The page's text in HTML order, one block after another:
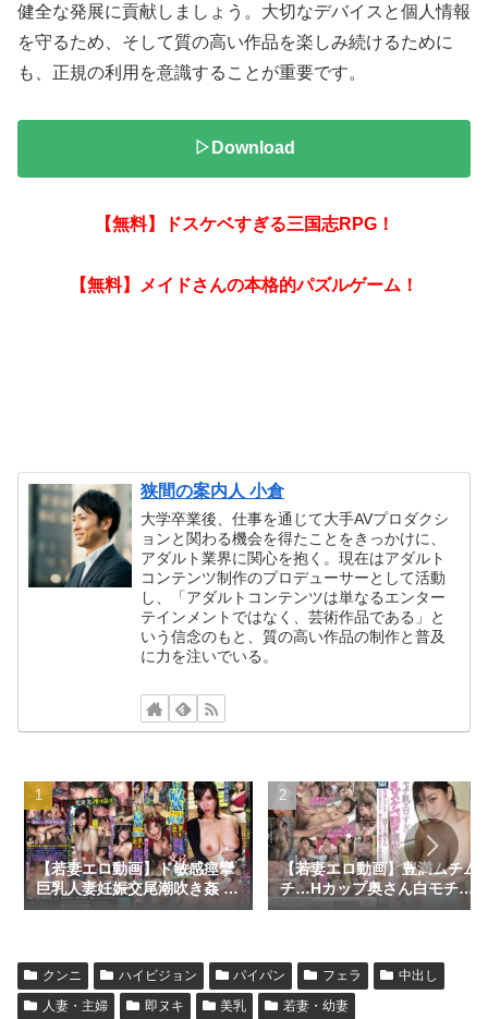
健全な発展に貢献しましょう。大切なデバイスと個人情報
を守るため、そして質の高い作品を楽しみ続けるために
も、正規の利用を意識することが重要です。
▷Download
【無料】ドスケベすぎる三国志RPG！
【無料】メイドさんの本格的パズルゲーム！
狭間の案内人 小倉
大学卒業後、仕事を通じて大手AVプロダクシ
ョンと関わる機会を得たことをきっかけに、
アダルト業界に関心を抱く。現在はアダルト
コンテンツ制作のプロデューサーとして活動
し、「アダルトコンテンツは単なるエンター
テインメントではなく、芸術作品である」と
いう信念のもと、質の高い作品の制作と普及
に力を注いでいる。
【若妻エロ動画】ド敏感痙攣
巨乳人妻妊娠交尾潮吹き姦 大
坪遥
【若妻エロ動画】豊満ムチム
チ…Hカップ奥さん白モチ肌
エロすぎ…爆乳スケベ妻が潮
クンニ ハイビジョン パイパン フェラ
中出し
人妻・主婦
即ヌキ 美乳 若妻・幼妻